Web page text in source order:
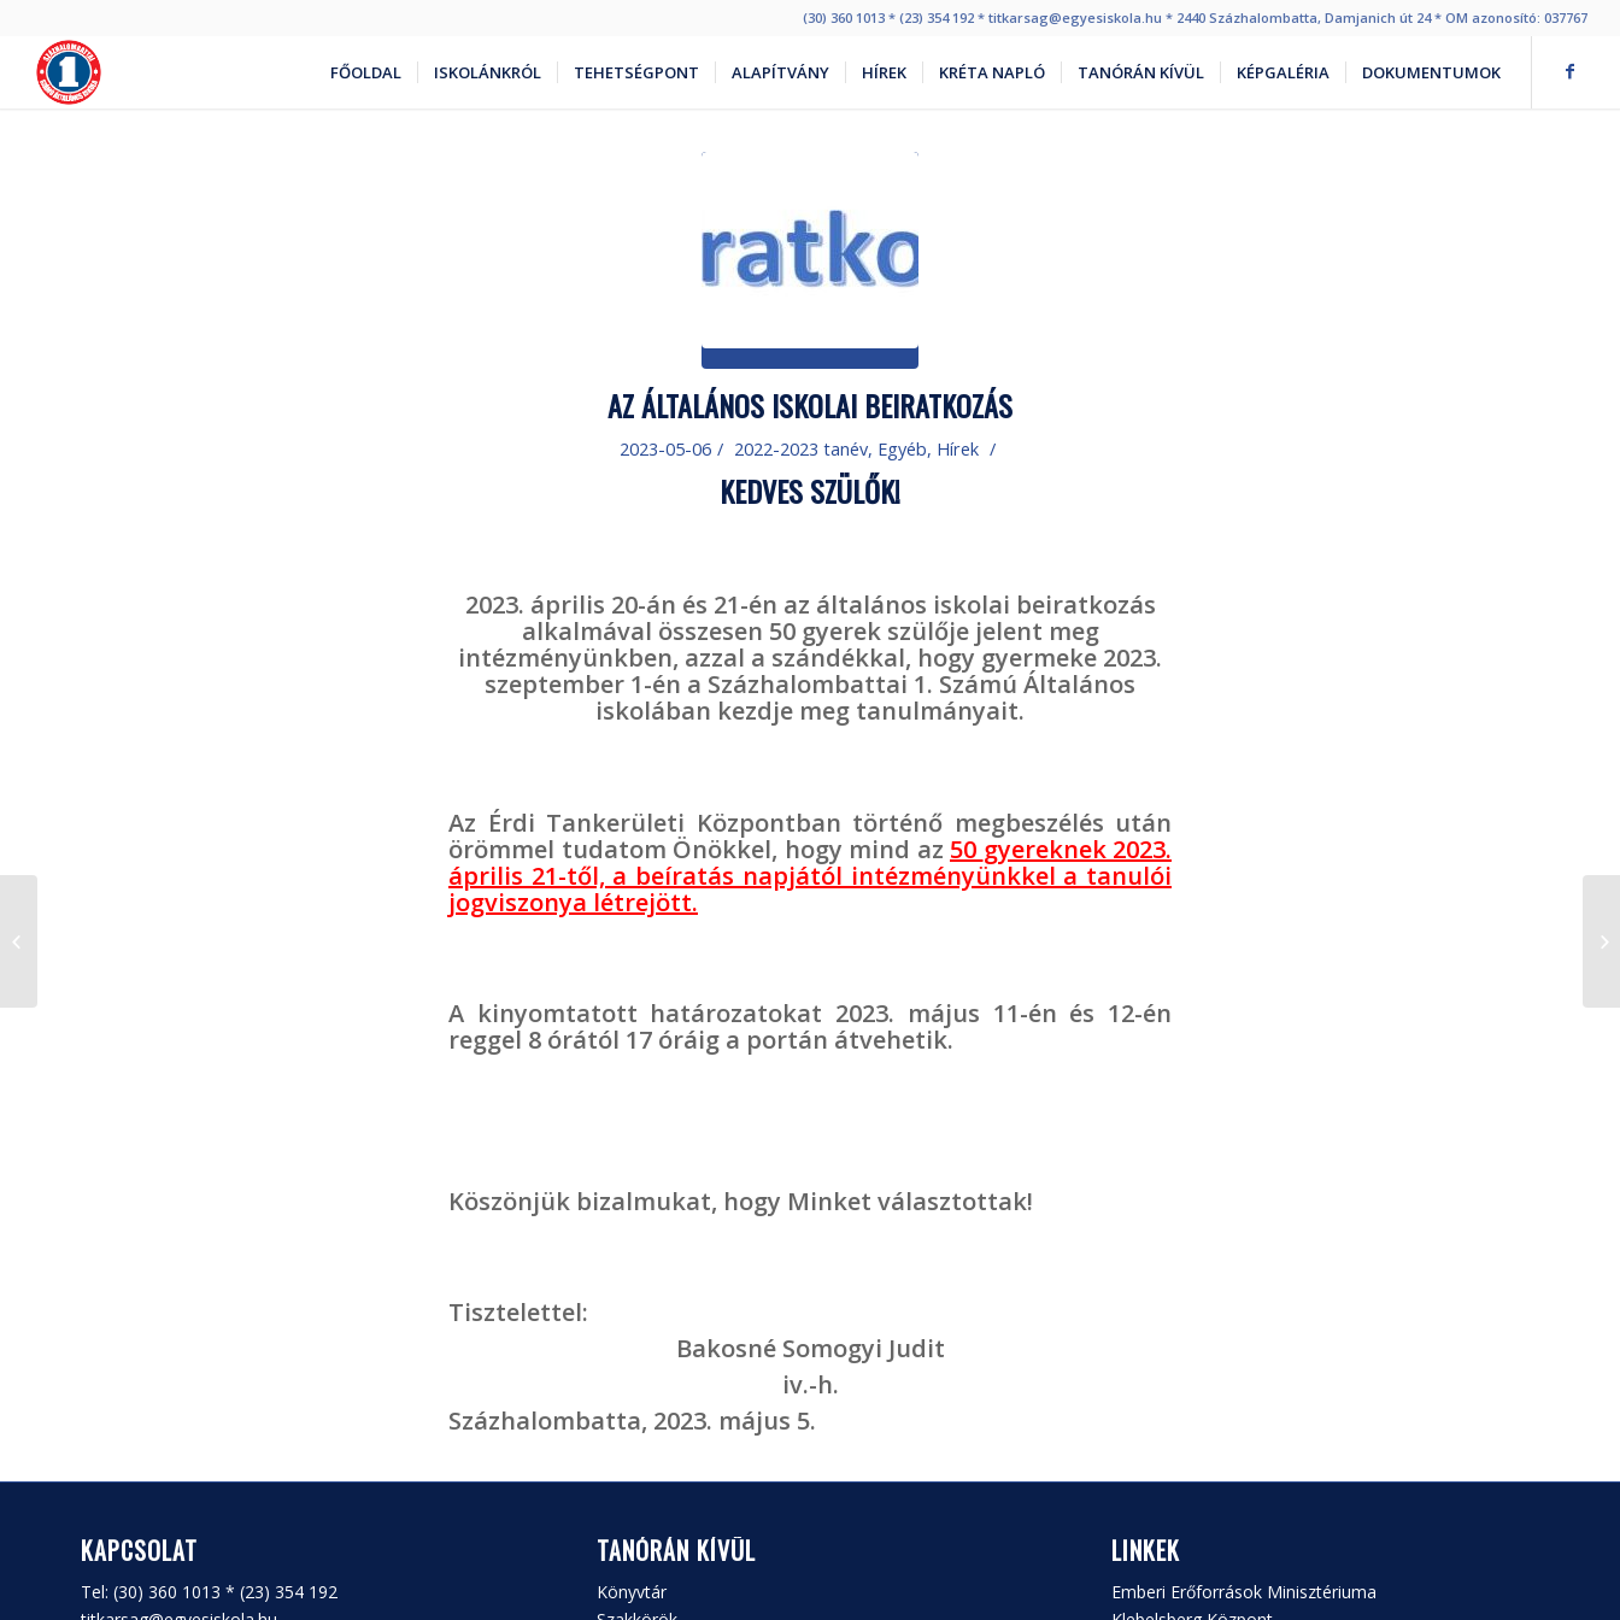
(30) 360 1013 * (23) 354 192 * titkarsag@egyesiskola.hu * 2440 Százhalombatta, Damjanich út 24 * OM azonosító: 037767
FŐOLDAL ISKOLÁNKRÓL TEHETSÉGPONT ALAPÍTVÁNY HÍREK KRÉTA NAPLÓ TANÓRÁN KÍVÜL KÉPGALÉRIA DOKUMENTUMOK
AZ ÁLTALÁNOS ISKOLAI BEIRATKOZÁS
2023-05-06 / 2022-2023 tanév, Egyéb, Hírek /
KEDVES SZÜLŐK!
2023. április 20-án és 21-én az általános iskolai beiratkozás
alkalmával összesen 50 gyerek szülője jelent meg
intézményünkben, azzal a szándékkal, hogy gyermeke 2023.
szeptember 1-én a Százhalombattai 1. Számú Általános
iskolában kezdje meg tanulmányait.
Az Érdi Tankerületi Központban történő megbeszélés után
örömmel tudatom Önökkel, hogy mind az 50 gyereknek 2023.
április 21-től, a beíratás napjától intézményünkkel a tanulói
jogviszonya létrejött.
A kinyomtatott határozatokat 2023. május 11-én és 12-én
reggel 8 órától 17 óráig a portán átvehetik.
Köszönjük bizalmukat, hogy Minket választottak!
Tisztelettel:
Bakosné Somogyi Judit
iv.-h.
Százhalombatta, 2023. május 5.
KAPCSOLAT
Tel: (30) 360 1013 * (23) 354 192
TANÓRÁN KÍVÜL
Könyvtár
LINKEK
Emberi Erőforrások Minisztériuma